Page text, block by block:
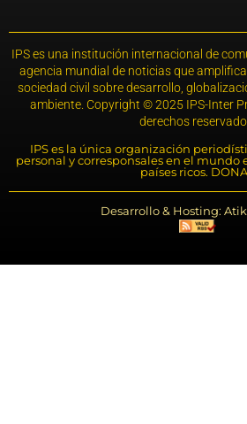
IPS es una institución internacional de
agencia mundial de noticias que
sociedad civil sobre desarrollo,
ambiente. Copyright © 2025 IPS-Inter
derechos
IPS es la única organización
personal y corresponsales en el mundo
países ricos.
Desarrollo & Hosting: